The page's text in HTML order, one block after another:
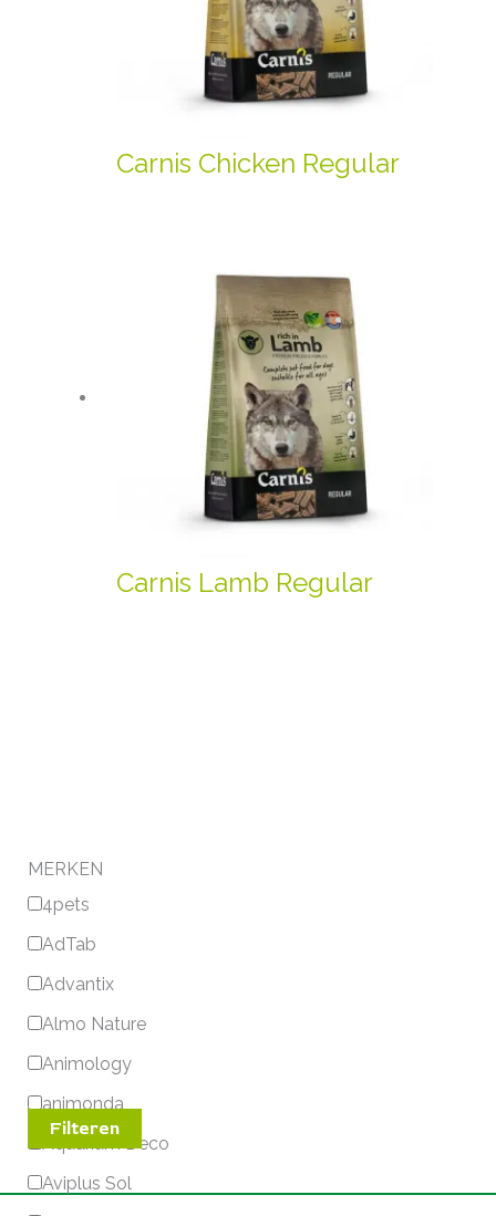
Carnis Chicken Regular
Carnis Lamb Regular
MERKEN
4pets
AdTab
Advantix
Almo Nature
Animology
animonda
Aquarium Deco
Aviplus Sol
Filteren